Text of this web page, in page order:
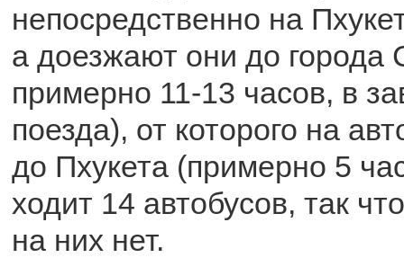
непосредственно на
а доезжают они до города
примерно 11-13 часов, в
поезда), от которого на
до Пхукета (примерно 5
ходит 14 автобусов, так
на них нет.